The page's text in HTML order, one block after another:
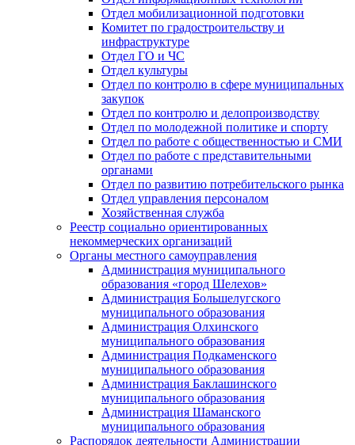
Отдел мобилизационной подготовки
Комитет по градостроительству и
инфраструктуре
Отдел ГО и ЧС
Отдел культуры
Отдел по контролю в сфере муниципальных
закупок
Отдел по контролю и делопроизводству
Отдел по молодежной политике и спорту
Отдел по работе с общественностью и СМИ
Отдел по работе с представительными
органами
Отдел по развитию потребительского рынка
Отдел управления персоналом
Хозяйственная служба
Реестр социально ориентированных
некоммерческих организаций
Органы местного самоуправления
Администрация муниципального
образования «город Шелехов»
Администрация Большелугского
муниципального образования
Администрация Олхинского
муниципального образования
Администрация Подкаменского
муниципального образования
Администрация Баклашинского
муниципального образования
Администрация Шаманского
муниципального образования
Распорядок деятельности Администрации